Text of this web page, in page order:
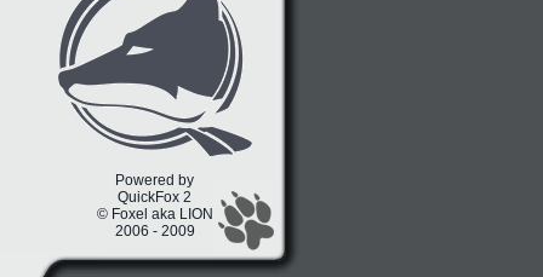
Powered by
QuickFox 2
© Foxel aka LION
2006 - 2009